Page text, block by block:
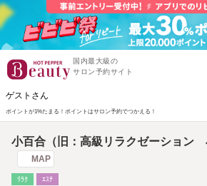
国内最大級の
サロン予約サイト
ゲストさん
ポイントが1%たまる！ ポイントはサロン予約でつかえる！
小百合（旧：高級リラクゼーション
MAP
ﾘﾗｸ ｴｽﾃ